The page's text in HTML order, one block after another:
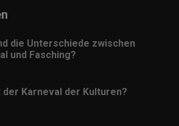
die Unterschiede zwischen
und Fasching?
der Karneval der Kulturen?